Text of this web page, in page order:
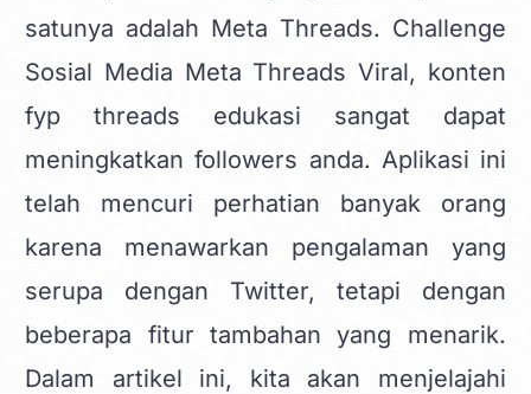
satunya adalah Meta Threads. Challenge
Sosial Media Meta Threads Viral, konten
fyp threads edukasi sangat dapat
meningkatkan followers anda. Aplikasi ini
telah mencuri perhatian banyak orang
karena menawarkan pengalaman yang
serupa dengan Twitter, tetapi dengan
beberapa fitur tambahan yang menarik.
Dalam artikel ini, kita akan menjelajahi